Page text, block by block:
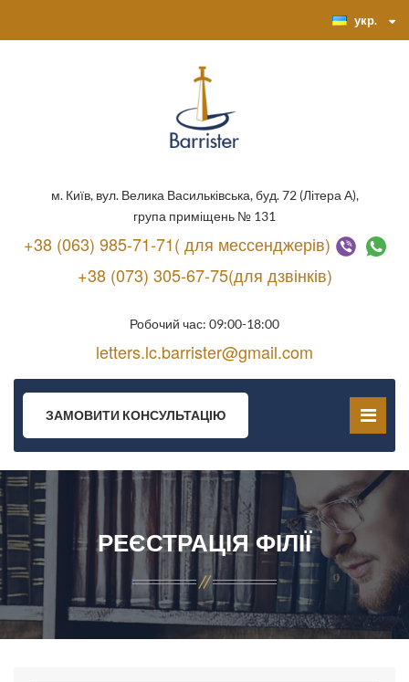
укр.
м. Київ, вул. Велика Васильківська, буд. 72 (Літера А),
група приміщень № 131
+38 (063) 985-71-71( для мессенджерів)
+38 (073) 305-67-75(для дзвінків)
Робочий час: 09:00-18:00
letters.lc.barrister@gmail.com
ЗАМОВИТИ КОНСУЛЬТАЦІЮ
РЕЄСТРАЦІЯ ФІЛІЇ